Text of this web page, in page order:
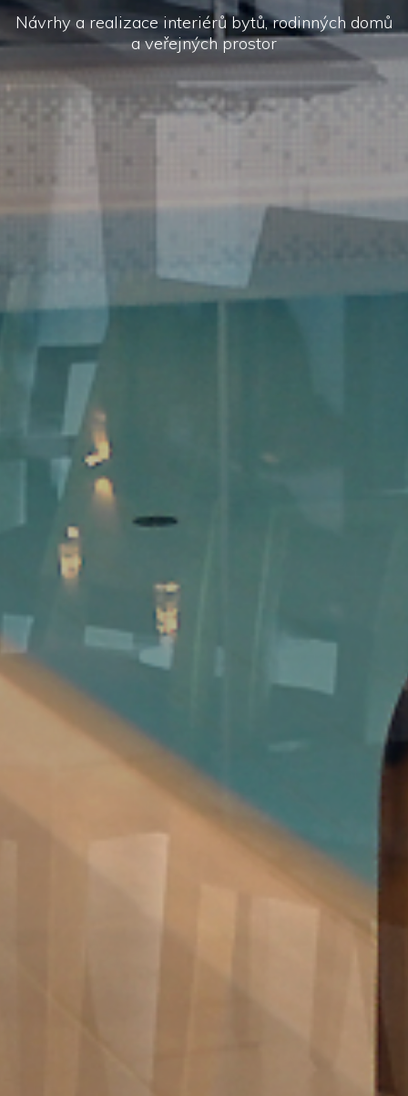
Návrhy a realizace interiérů bytů, rodinných domů
a veřejných prostor